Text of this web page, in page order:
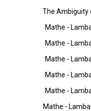
The Ambiguity
Mathe -
Mathe -
Mathe -
Mathe -
Mathe -
Mathe -